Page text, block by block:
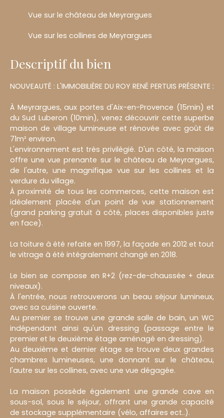
Vue sur le château de Meyrargues
Vue sur les collines de Meyrargues
Descriptif du bien
NOUVEAUTÉ : L'IMMOBILIÈRE DU ROY RENÉ PERTUIS PRÉSENTE :
À Meyrargues, aux portes d'Aix-en-Provence (15min) et
du Sud Luberon (10min), venez découvrir cette superbe
maison de village lumineuse et rénovée avec goût de
71m² environ.
L'environnement est très privilégié. D'un côté, la maison
offre une vue prenante sur le château de Meyrargues,
de l'autre, une magnifique vue sur les collines et la
verdure du village.
À proximité de tous les commerces, cette maison est
idéalement placée d'un point de vue stationnement
(grand parking gratuit à côté, places disponibles juste
en face).
La toiture à été refaite en 1997, la façade en 2012 et tout
le vitrage à été intégralement changé en 2018.
Le bien se compose en R+2 (rez-de-chaussée + deux
niveaux).
À l'entrée, nous retrouverons un beau séjour lumineux,
avec sa cuisine ouverte.
Au premier se trouve une grande salle de bain, un WC
indépendant ainsi qu'un dressing (passage entre le
premier et le deuxième étage aménagé en dressing).
Au deuxième et dernier étage se trouve deux grandes
chambres lumineuses, une donnant sur le château,
l'autre sur les collines, avec une vue dégagée.
La maison possède également une grande cave en
sous-sol, sous le séjour, offrant une grande capacité
de stockage supplémentaire (vélo, affaires ect..).